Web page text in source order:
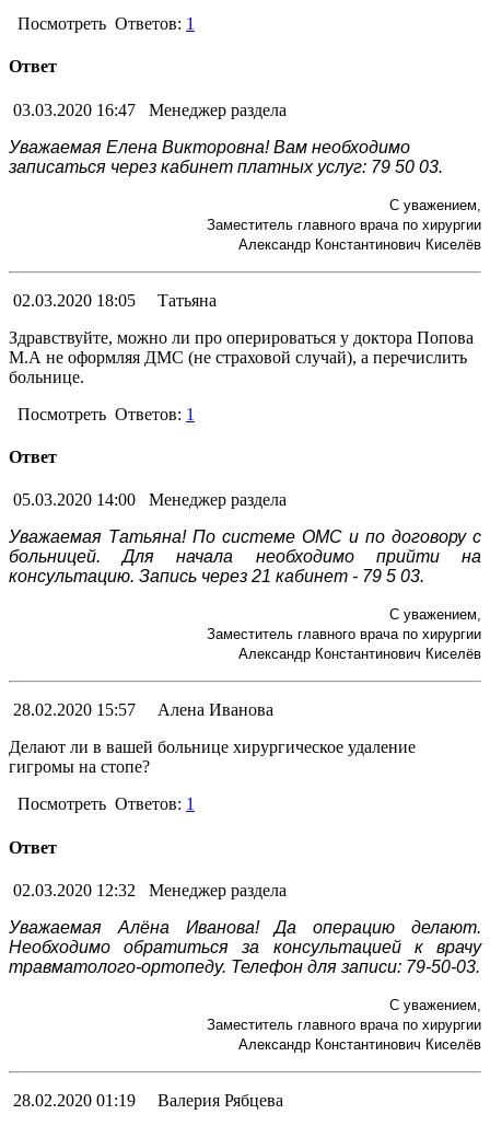
Посмотреть Ответов: 1
Ответ
03.03.2020 16:47
Менеджер раздела
Уважаемая Елена Викторовна! Вам необходимо
записаться через кабинет платных услуг: 79 50 03.
С уважением,
Заместитель главного врача по хирургии
Александр Константинович Киселёв
02.03.2020 18:05
Татьяна
Здравствуйте, можно ли про оперироваться у доктора Попова
М.А не оформляя ДМС (не страховой случай), а перечислить
больнице.
Посмотреть Ответов: 1
Ответ
05.03.2020 14:00
Менеджер раздела
Уважаемая Татьяна! По системе ОМС и по договору с
больницей. Для начала необходимо прийти на
консультацию. Запись через 21 кабинет - 79 5 03.
С уважением,
Заместитель главного врача по хирургии
Александр Константинович Киселёв
28.02.2020 15:57
Алена Иванова
Делают ли в вашей больнице хирургическое удаление
гигромы на стопе?
Посмотреть Ответов: 1
Ответ
02.03.2020 12:32
Менеджер раздела
Уважаемая Алёна Иванова! Да операцию делают.
Необходимо обратиться за консультацией к врачу
травматолого-ортопеду. Телефон для записи: 79-50-03.
С уважением,
Заместитель главного врача по хирургии
Александр Константинович Киселёв
28.02.2020 01:19
Валерия Рябцева